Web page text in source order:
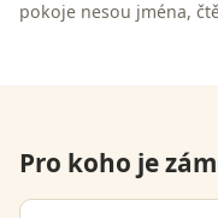
pokoje nesou jména,
Pro koho je